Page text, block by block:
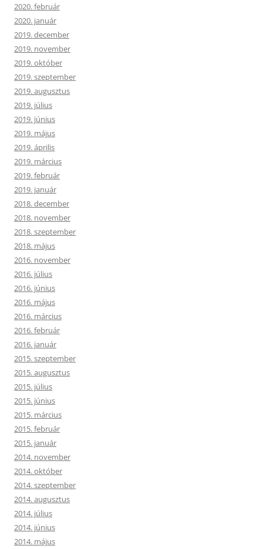
2020. február
2020. január
2019. december
2019. november
2019. október
2019. szeptember
2019. augusztus
2019. július
2019. június
2019. május
2019. április
2019. március
2019. február
2019. január
2018. december
2018. november
2018. szeptember
2018. május
2016. november
2016. július
2016. június
2016. május
2016. március
2016. február
2016. január
2015. szeptember
2015. augusztus
2015. július
2015. június
2015. március
2015. február
2015. január
2014. november
2014. október
2014. szeptember
2014. augusztus
2014. július
2014. június
2014. május